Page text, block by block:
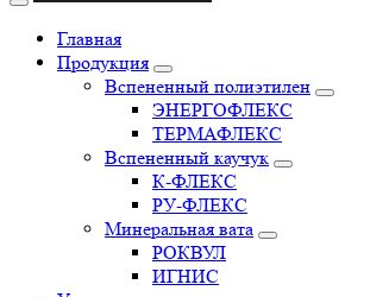
Главная
Продукция
Вспененный полиэтилен
ЭНЕРГОФЛЕКС
ТЕРМАФЛЕКС
Вспененный каучук
К-ФЛЕКС
РУ-ФЛЕКС
Минеральная вата
РОКВУЛ
ИГНИС